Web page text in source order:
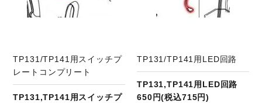
TP131/TP141用スイッチプ
レートコンプリート
TP131,TP141用スイッチプ
TP131/TP141用LED回路
TP131,TP141用LED回路
650円(税込715円)